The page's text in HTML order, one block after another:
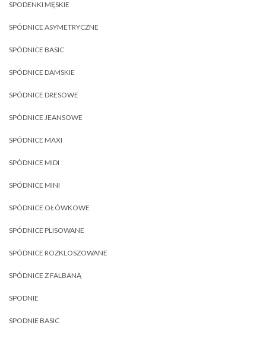
SPODENKI MĘSKIE
SPÓDNICE ASYMETRYCZNE
SPÓDNICE BASIC
SPÓDNICE DAMSKIE
SPÓDNICE DRESOWE
SPÓDNICE JEANSOWE
SPÓDNICE MAXI
SPÓDNICE MIDI
SPÓDNICE MINI
SPÓDNICE OŁÓWKOWE
SPÓDNICE PLISOWANE
SPÓDNICE ROZKLOSZOWANE
SPÓDNICE Z FALBANĄ
SPODNIE
SPODNIE BASIC